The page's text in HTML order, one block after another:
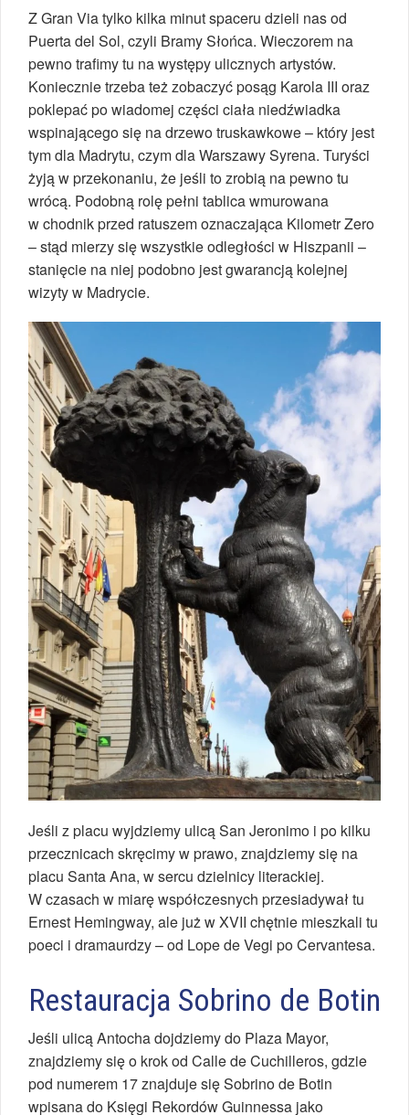
Z Gran Via tylko kilka minut spaceru dzieli nas od
Puerta del Sol, czyli Bramy Słońca. Wieczorem na
pewno trafimy tu na występy ulicznych artystów.
Koniecznie trzeba też zobaczyć posąg Karola III oraz
poklepać po wiadomej części ciała niedźwiadka
wspinającego się na drzewo truskawkowe – który jest
tym dla Madrytu, czym dla Warszawy Syrena. Turyści
żyją w przekonaniu, że jeśli to zrobią na pewno tu
wrócą. Podobną rolę pełni tablica wmurowana
w chodnik przed ratuszem oznaczająca Kilometr Zero
– stąd mierzy się wszystkie odległości w Hiszpanii –
stanięcie na niej podobno jest gwarancją kolejnej
wizyty w Madrycie.
Jeśli z placu wyjdziemy ulicą San Jeronimo i po kilku
przecznicach skręcimy w prawo, znajdziemy się na
placu Santa Ana, w sercu dzielnicy literackiej.
W czasach w miarę współczesnych przesiadywał tu
Ernest Hemingway, ale już w XVII chętnie mieszkali tu
poeci i dramaurdzy – od Lope de Vegi po Cervantesa.
Restauracja Sobrino de Botin
Jeśli ulicą Antocha dojdziemy do Plaza Mayor,
znajdziemy się o krok od Calle de Cuchilleros, gdzie
pod numerem 17 znajduje się Sobrino de Botin
wpisana do Księgi Rekordów Guinnessa jako